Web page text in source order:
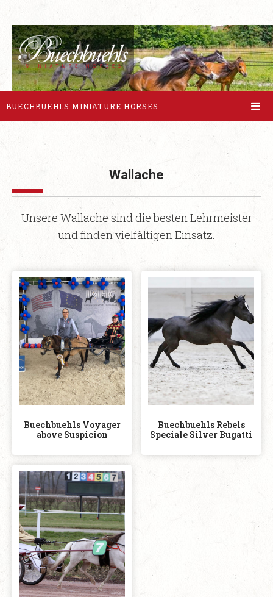
BUECHBUEHLS MINIATURE HORSES
Wallache
Unsere Wallache sind die besten Lehrmeister
und finden vielfältigen Einsatz.
Buechbuehls Voyager
above Suspicion
Buechbuehls Rebels
Speciale Silver Bugatti